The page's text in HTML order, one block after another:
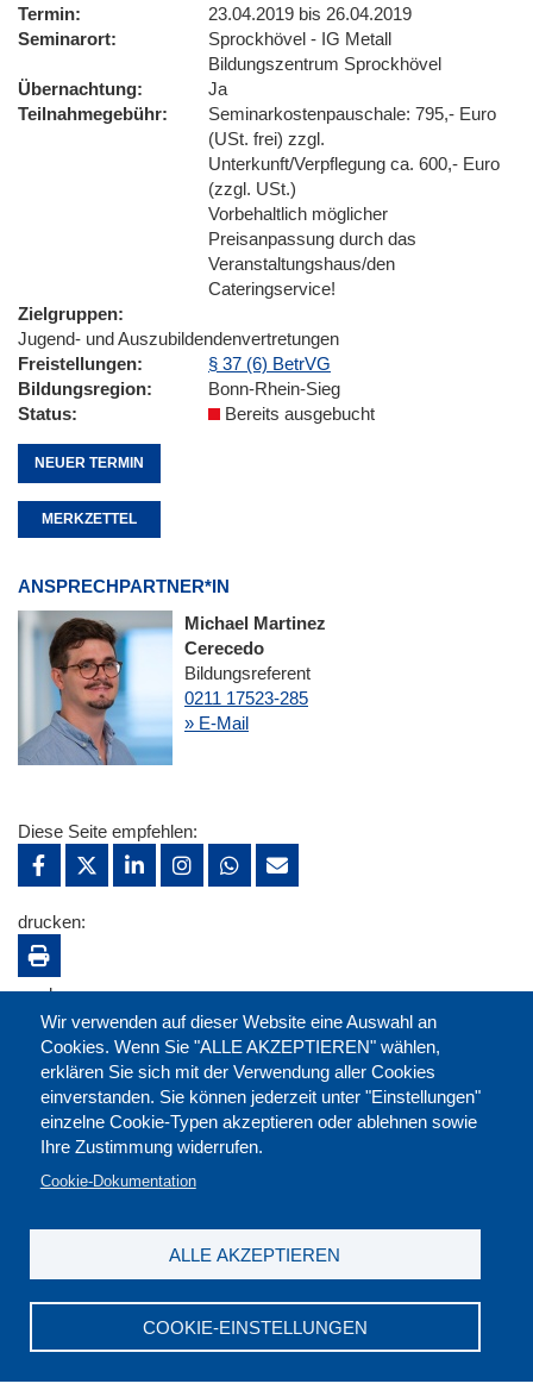
Termin
23.04.2019 bis 26.04.2019
Seminarort
Sprockhövel - IG Metall
Bildungszentrum Sprockhövel
Übernachtung
Ja
Teilnahmegebühr
Seminarkostenpauschale: 795,- Euro
(USt. frei) zzgl.
Unterkunft/Verpflegung ca. 600,- Euro
(zzgl. USt.)
Vorbehaltlich möglicher
Preisanpassung durch das
Veranstaltungshaus/den
Cateringservice!
Zielgruppen
Jugend- und Auszubildendenvertretungen
Freistellungen
§ 37 (6) BetrVG
Bildungsregion
Bonn-Rhein-Sieg
Status
Bereits ausgebucht
NEUER TERMIN
MERKZETTEL
ANSPRECHPARTNER*IN
Michael Martinez
Cerecedo
Bildungsreferent
0211 17523-285
» E-Mail
Wir verwenden auf dieser Website eine Auswahl an
Cookies. Wenn Sie "ALLE AKZEPTIEREN" wählen,
erklären Sie sich mit der Verwendung aller Cookies
einverstanden. Sie können jederzeit unter "Einstellungen"
einzelne Cookie-Typen akzeptieren oder ablehnen sowie
Ihre Zustimmung widerrufen.
Cookie-Dokumentation
COOKIE-EINSTELLUNGEN
ALLE AKZEPTIEREN
Diese Seite empfehlen:
drucken:
merken:
DGB-Bildungswerk NRW e.V. © 2026